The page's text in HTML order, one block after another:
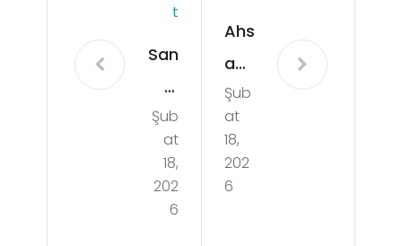
T
San
al
Bah
is
Oy
nay
Şub
at
18,
202
6
Ahs
ap
Pal
etle
rin
Dijit
Şub
at
18,
202
6